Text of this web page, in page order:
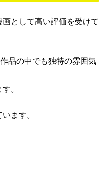
として高い評価を受けて
品の中でも独特の雰囲気
。
ます。